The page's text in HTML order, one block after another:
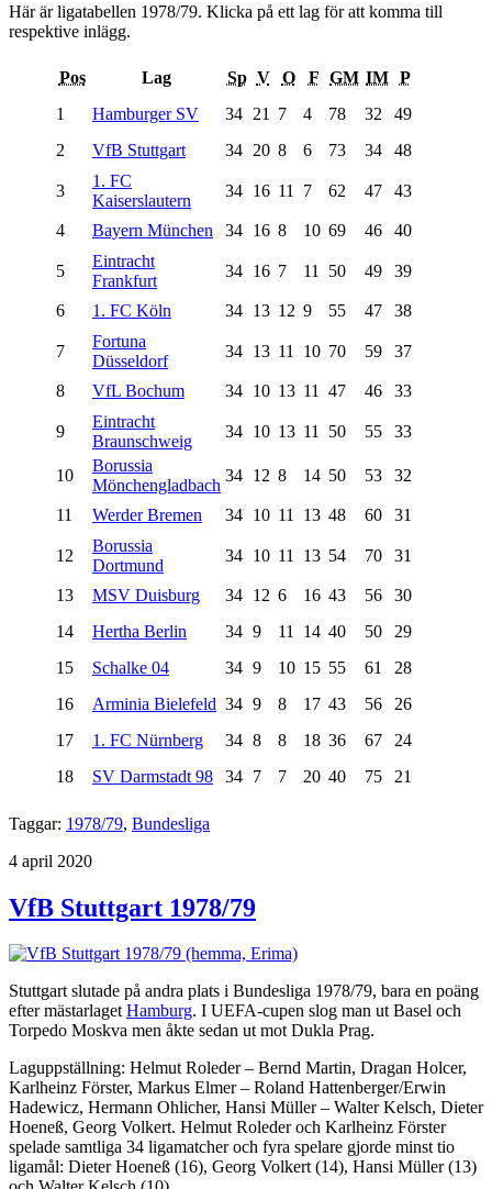
Här är ligatabellen 1978/79. Klicka på ett lag för att komma till
respektive inlägg.
Pos Lag Sp V O F GM IM P
1
Hamburger SV 34 21 7 4 78 32
49
2
VfB Stuttgart 34 20 8 6 73 34 48
3
1. FC
Kaiserslautern
34 16 11 7 62 47 43
4 Bayern München 34 16 8 10 69 46 40
5
Eintracht
Frankfurt
34 16 7 11 50 49 39
6 1. FC Köln 34 13 12 9 55 47 38
7
Fortuna
Düsseldorf
34 13 11 10 70 59 37
8 VfL Bochum 34 10 13 11 47 46 33
9
Eintracht
Braunschweig
34 10 13 11 50 55 33
10
Borussia
Mönchengladbach
34 12 8 14 50 53 32
11 Werder Bremen 34 10 11 13 48 60 31
12
Borussia
Dortmund
34 10 11 13 54 70 31
13 MSV Duisburg 34 12 6 16 43 56
30
14
Hertha Berlin 34 9 11 14 40 50
29
15
Schalke 04 34 9 10 15 55 61
28
16
Arminia Bielefeld 34 9 8 17 43 56
26
17
1. FC Nürnberg 34 8 8 18 36 67
24
18
SV Darmstadt 98 34 7 7 20 40 75 21
Taggar: 1978/79, Bundesliga
Publicerat
4 april 2020
VfB Stuttgart 1978/79
Stuttgart slutade på andra plats i Bundesliga 1978/79, bara en poäng
efter mästarlagetHamburg. I UEFA-cupen slog man ut Basel och
Torpedo Moskva men åkte sedan ut mot Dukla Prag.
Laguppställning: Helmut Roleder – Bernd Martin, Dragan Holcer,
Karlheinz Förster, Markus Elmer – Roland Hattenberger/Erwin
Hadewicz, Hermann Ohlicher, Hansi Müller – Walter Kelsch, Dieter
Hoeneß, Georg Volkert. Helmut Roleder och Karlheinz Förster
spelade samtliga 34 ligamatcher och fyra spelare gjorde minst tio
ligamål: Dieter Hoeneß (16), Georg Volkert (14), Hansi Müller (13)